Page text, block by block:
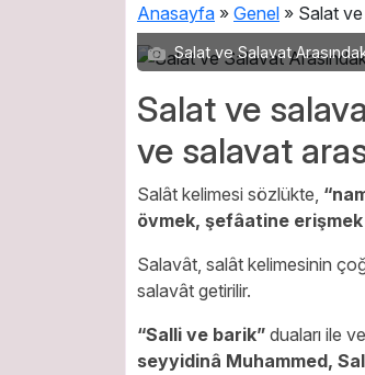
Anasayfa » Genel » Salat
Salat ve Salavat
Salat ve
ve salavat
Salât kelimesi sözlükte,
övmek, şefâatine erişmek
Salavât, salât kelimesinin
salavât getirilir.
“Salli ve barik” duaları ile
seyyidinâ Muhammed,